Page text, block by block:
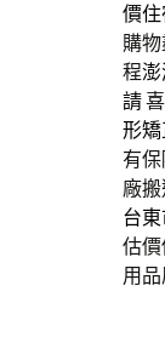
價住
購
程
請
形矯
有
廠
台
估
用